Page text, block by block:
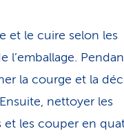
et le cuire selon les
l’emballage.
la courge et la
nettoyer les
et les couper en